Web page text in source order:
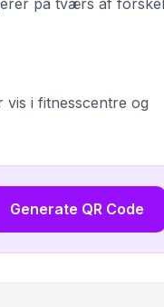
vis i fitnesscentre og
Generate QR Code